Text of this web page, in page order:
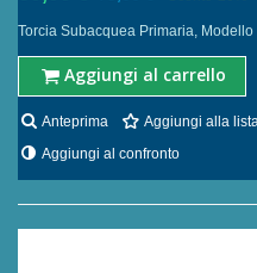
Torcia Subacquea Primaria,
Aggiungi al carrello
Anteprima Aggiungi alla
Aggiungi al confronto